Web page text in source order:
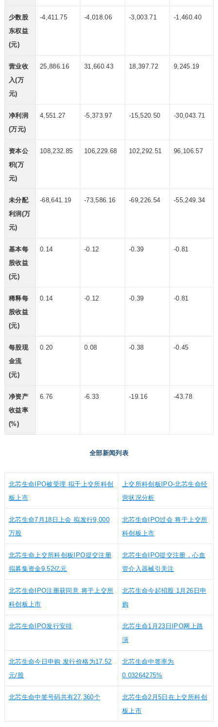
少数股
东权益
(元)
-4,411.75 -4,018.06 -3,003.71 -1,460.40
营业收
入(万
元)
25,886.16 31,660.43 18,397.72 9,245.19
净利润
(万元)
4,551.27 -5,373.97 -15,520.50 -30,043.71
资本公
积(万
元)
108,232.85 106,229.68 102,292.51 96,106.57
未分配
利润(万
元)
-68,641.19 -73,586.16 -69,226.54 -55,249.34
基本每
股收益
(元)
0.14 -0.12 -0.39 -0.81
稀释每
股收益
(元)
0.14 -0.12 -0.39 -0.81
每股现
金流
(元)
0.20 0.08 -0.38 -0.45
净资产
收益率
(%)
6.76 -6.33 -19.16 -43.78
全部新闻列表
北芯生命IPO被受理 拟于上交所科创
板上市
上交所科创板IPO-北芯生命经
营状况分析
北芯生命7月18日上会 拟发行9,000
万股
北芯生命IPO过会 将于上交所
科创板上市
北芯生命上交所科创板IPO提交注册
拟募集资金9.52亿元
北芯生命IPO提交注册，心血
管介入器械引关注
北芯生命IPO注册获同意 将于上交所
科创板上市
北芯生命今起招股 1月26日申
购
北芯生命IPO发行安排
北芯生命1月23日IPO网上路
演
北芯生命今日申购 发行价格为17.52
元/股
北芯生命中签率为
0.03264275%
北芯生命中签号码共有27,360个
北芯生命2月5日在上交所科创
板上市